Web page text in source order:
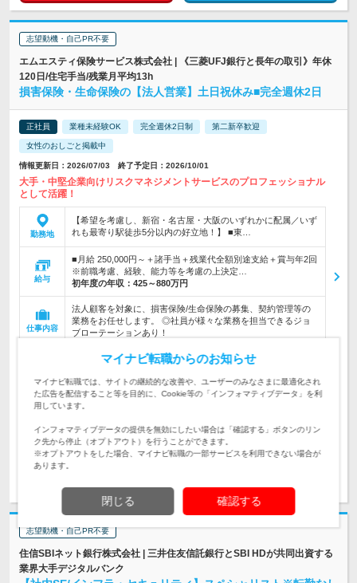
志望動機・自己PR不要
エムエスティ保険サービス株式会社 | 《三菱UFJ銀行と長年の取引》年休
120日/住宅手当/残業月平均13h
損害保険・生命保険の【法人営業】土日祝休み■完全週休2日
正社員 業種未経験OK 完全週休2日制 第二新卒歓迎
女性のおしごと掲載中
情報更新日：2026/07/03 終了予定日：2026/10/01
大手・中堅企業向けリスクマネジメントサービスのプロフェッショナル
として活躍！
勤務地
【希望を考慮し、新宿・名古屋・大阪のいずれかに配属／いず
れも最寄り駅徒歩5分以内の好立地！】 ■東…
給与
■月給 250,000円～＋諸手当＋残業代全額別途支給＋賞与年2回
※前職考慮、経験、能力等を考慮の上決定…
初年度の年収： 425～880万円
仕事内容
法人顧客を対象に、損害保険/生命保険の募集、契約管理等の
業務をお任せします。 ◎社員が様々な業務を担当できるジョ
ブローテーションあり！
なる方
《業界未経験者も歓迎です！》【必須】●法人営業（業種不
をお持ちの方●大卒以上
企業データ
設立：2006年10月／従業員数：973人／本社所在地：東京都
求人詳細を見る
志望動機・自己PR不要
住信SBIネット銀行株式会社 | 三井住友信託銀行とSBI HDが共同出資する
業界大手デジタルバンク
マイナビ転職からのお知らせ
マイナビ転職では、サイトの継続的な改善や、ユーザーのみなさまに最適化され
た広告を配信すること等を目的に、Cookie等の「インフォマティブデータ」を利
用しています。
インフォマティブデータの提供を無効にしたい場合は「確認する」ボタンのリン
ク先から停止（オプトアウト）を行うことができます。
※オプトアウトをした場合、マイナビ転職の一部サービスを利用できない場合が
あります。
閉じる 確認する